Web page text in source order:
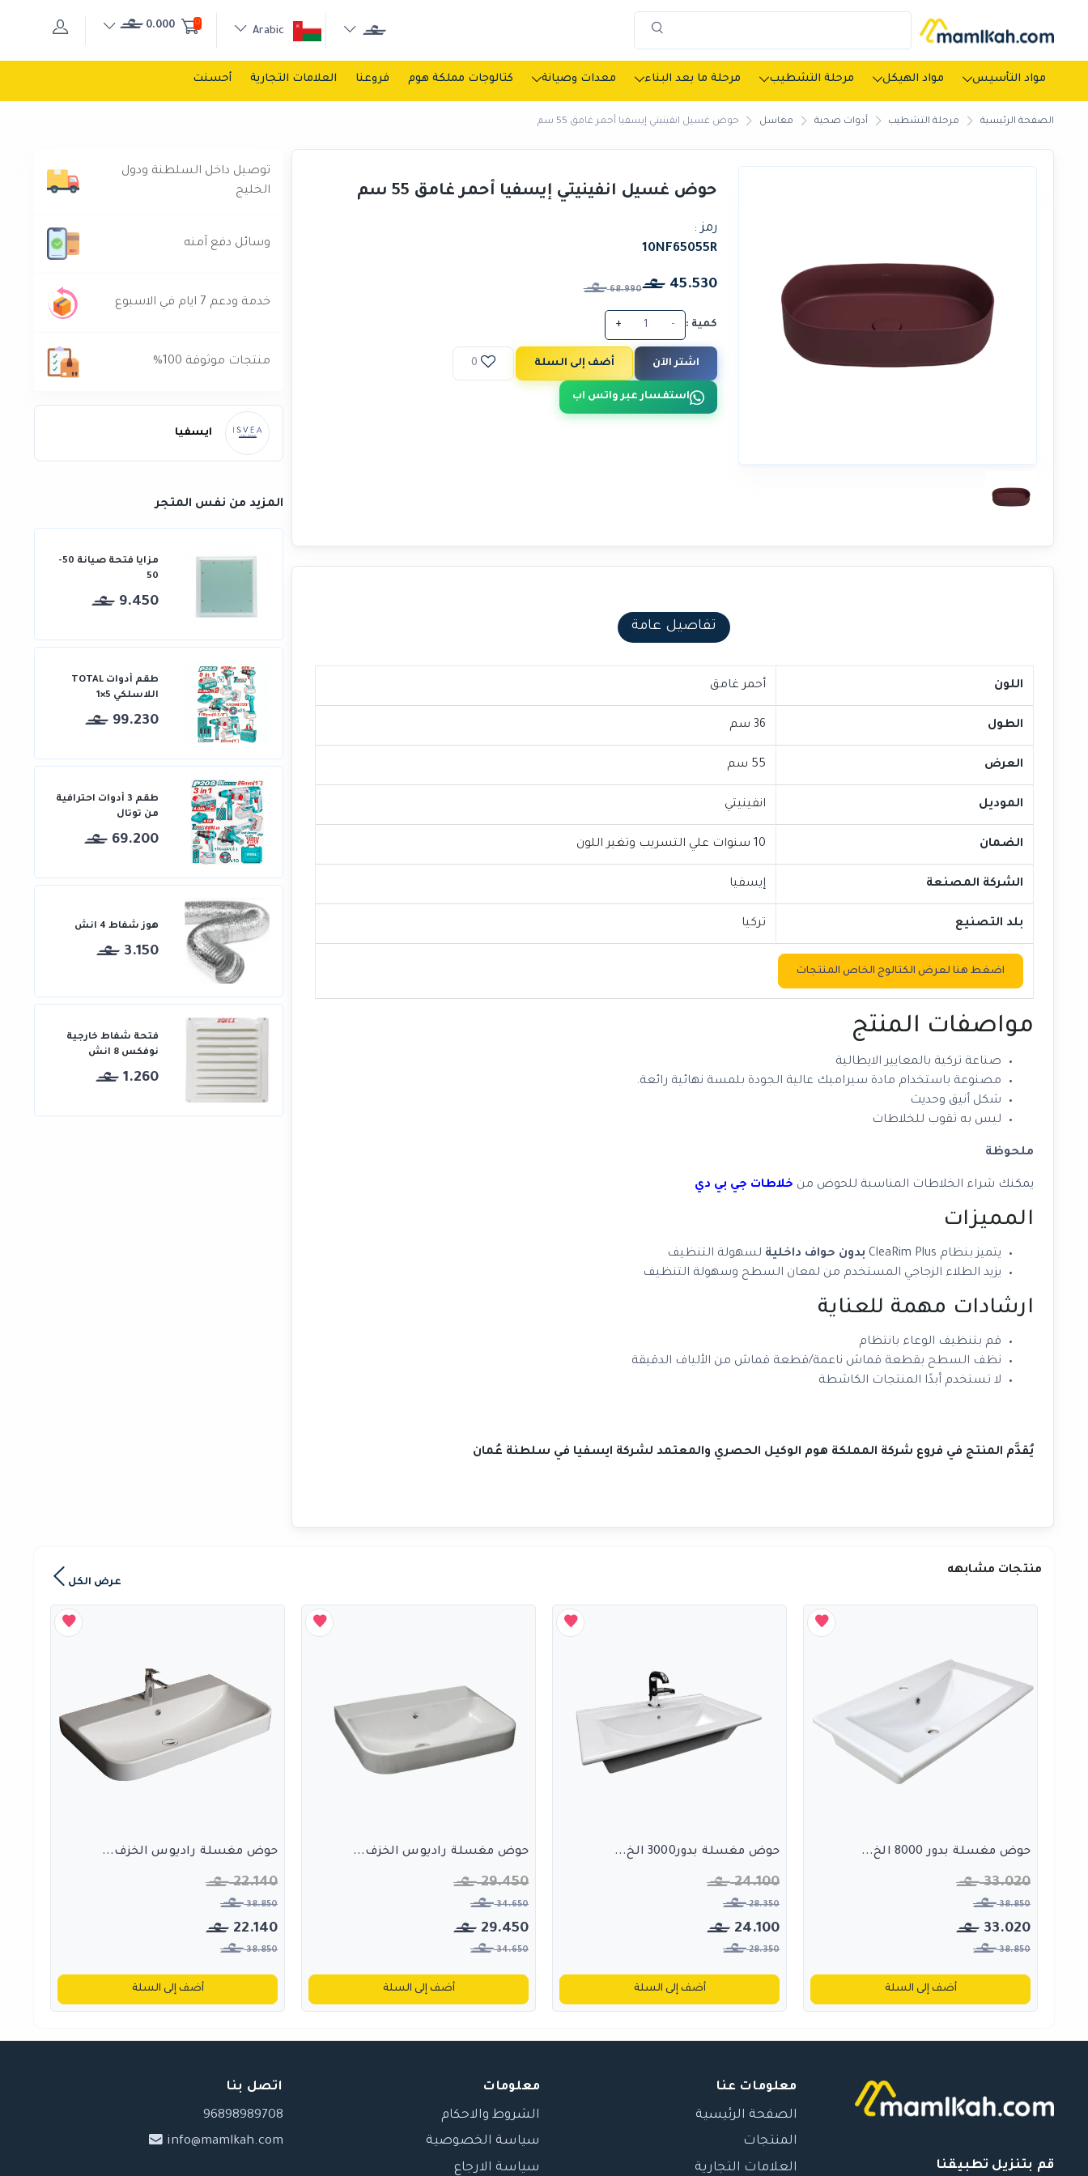
0
0.000
مواد التأسيس مواد الهيكل مرحلة التشطيب مرحلة ما بعد البناء معدات وصيانة كتالوجات مملكة هوم فروعنا العلامات التجارية أحسنت
الصفحة الرئيسية مرحلة التشطيب أدوات صحية مغاسل حوض غسيل انفينيتي إيسفيا أحمر غامق 55 سم
حوض غسيل انفينيتي إيسفيا أحمر غامق 55 سم
رمز :
10NF65055R
45.530
68.990
كمية : -
+
اشتر الآن أضف إلى السلة 0
استفسار عبر واتس اب
تفاصيل عامة
اللون أحمر غامق
الطول 36 سم
العرض 55 سم
الموديل انفينيتي
الضمان 10 سنوات علي التسريب وتغير اللون
الشركة المصنعة إيسفيا
بلد التصنيع تركيا
اضغط هنا لعرض الكتالوج الخاص المنتجات
مواصفات المنتج
صناعة تركية بالمعايير الايطالية
مصنوعة باستخدام مادة سيراميك عالية الجودة بلمسة نهائية رائعة.
شكل أنيق وحديث
ليس به ثقوب للخلاطات
ملحوظة
يمكنك شراء الخلاطات المناسبة للحوض من خلاطات جي بي دي
المميزات
يتميز بنظام CleaRim Plus بدون حواف داخلية لسهولة التنظيف
يزيد الطلاء الزجاجي المستخدم من لمعان السطح وسهولة التنظيف
ارشادات مهمة للعناية
قم بتنظيف الوعاء بانتظام
نظف السطح بقطعة قماش ناعمة/قطعة قماش من الألياف الدقيقة
لا تستخدم أبدًا المنتجات الكاشطة
يُقدَّم المنتج في فروع شركة المملكة هوم الوكيل الحصري والمعتمد لشركة ايسفيا في سلطنة عُمان
توصيل داخل السلطنة ودول
الخليج
وسائل دفع آمنه
خدمة ودعم 7 ايام في الاسبوع
منتجات موثوقة 100%
ايسفيا
المزيد من نفس المتجر
مزايا فتحة صيانة 50-
50
9.450
طقم أدوات TOTAL
اللاسلكي 5×1
99.230
طقم 3 أدوات احترافية
من توتال
69.200
هوز شفاط 4 انش
3.150
فتحة شفاط خارجية
نوفكس 8 انش
1.260
منتجات مشابهه
عرض الكل
حوض مغسلة بدور 8000 الخ...
33.020
38.850
33.020
38.850
أضف إلى السلة
حوض مغسلة بدور3000 الخ...
24.100
28.350
24.100
28.350
أضف إلى السلة
حوض مغسلة راديوس الخزف...
29.450
34.650
29.450
34.650
أضف إلى السلة
حوض مغسلة راديوس الخزف...
22.140
38.850
22.140
38.850
أضف إلى السلة
قم بتنزيل تطبيقنا
معلومات عنا
الصفحة الرئيسية
المنتجات
العلامات التجارية
معلومات
الشروط والاحكام
سياسة الخصوصية
سياسة الارجاع
اتصل بنا
96898989708
info@mamlkah.com